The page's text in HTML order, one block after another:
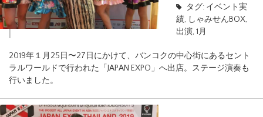
タグ: イベント実
績, しゃみせんBOX,
出演, 1月
2019年１月25日〜27日にかけて、バンコクの中心街にあるセント
ラルワールドで行われた「JAPAN EXPO」へ出店。ステージ演奏も
行いました。